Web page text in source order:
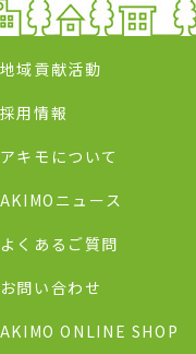
地域貢献活動
採用情報
アキモについて
AKIMOニュース
よくあるご質問
お問い合わせ
AKIMO ONLINE SHOP